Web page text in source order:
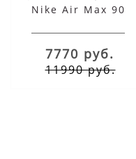
Nike Air Max 90
7770 руб.
11990 руб.